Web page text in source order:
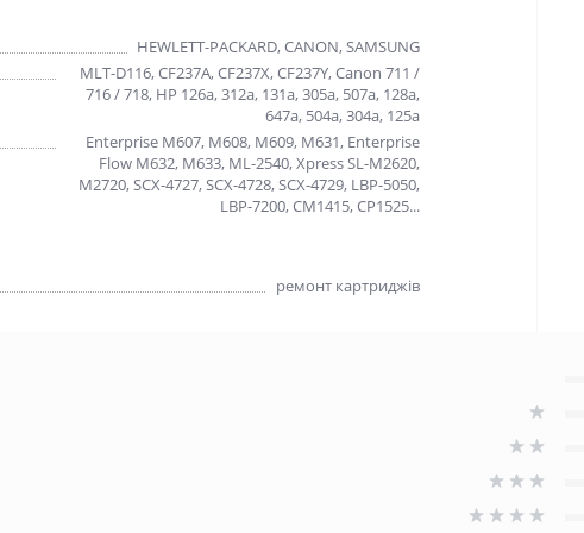
HEWLETT-PACKARD, CANON, SAMSUNG
MLT-D116, CF237A, CF237X, CF237Y, Canon 711 /
716 / 718, HP 126a, 312a, 131a, 305a, 507a, 128a,
647a, 504a, 304a, 125a
Enterprise M607, M608, M609, M631, Enterprise
Flow M632, M633, ML-2540, Xpress SL-M2620,
M2720, SCX-4727, SCX-4728, SCX-4729, LBP-5050,
LBP-7200, CM1415, CP1525...
ремонт картриджів